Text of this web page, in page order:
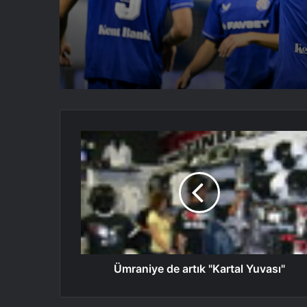
Ümraniye
de
artık
"Kartal
Yuvası"
Ümraniye de artık "Kartal Yuvası"